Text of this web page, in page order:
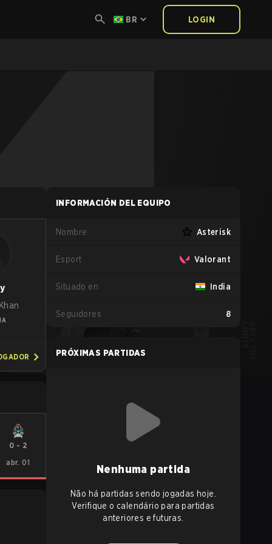
BR LOGIN
0 - 2
abr. 01
INFORMACIÓN DEL EQUIPO
Nombre Asterisk
Esport Valorant
Situado en India
Seguidores 8
PRÓXIMAS PARTIDAS
Nenhuma partida
Não há partidas sendo jogadas hoje.
Verifique o calendário para partidas
anteriores e futuras.